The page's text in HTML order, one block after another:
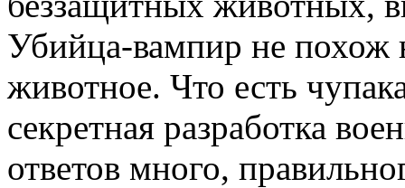
Убийца-вампир не похож
животное. Что есть
секретная разработка
ответов много,